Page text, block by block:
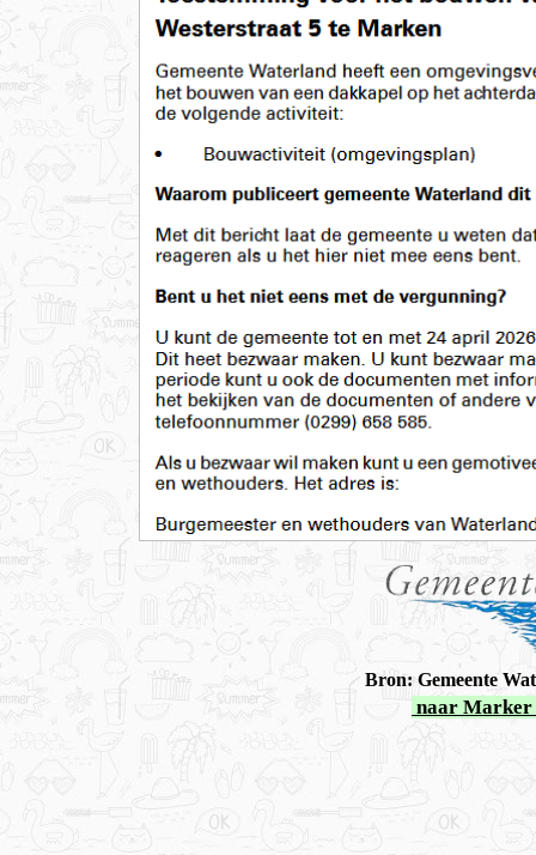
Bron: Gemeente
naar Marker